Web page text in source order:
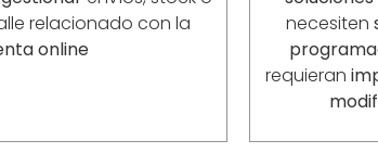
relacionado con la
online
necesiten
requieran